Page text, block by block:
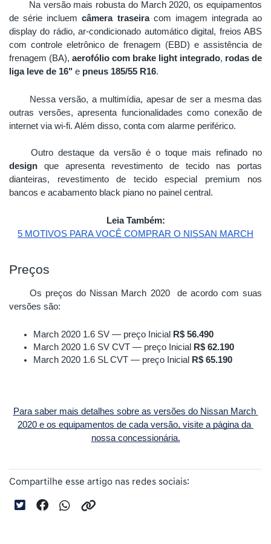
Na versão mais robusta do March 2020, os equipamentos
de série incluem câmera traseira com imagem integrada ao
display do rádio, ar-condicionado automático digital, freios ABS
com controle eletrônico de frenagem (EBD) e assistência de
frenagem (BA), aerofólio com brake light integrado, rodas de
liga leve de 16" e pneus 185/55 R16.
Nessa versão, a multimídia, apesar de ser a mesma das
outras versões, apresenta funcionalidades como conexão de
internet via wi-fi. Além disso, conta com alarme periférico.
design que apresenta revestimento de tecido nas portas
dianteiras, revestimento de tecido especial premium nos
bancos e acabamento black piano no painel central.
Leia Também:
5 MOTIVOS PARA VOCÊ COMPRAR O NISSAN MARCH
Preços
Os preços do Nissan March 2020  de acordo com suas
versões são:
March 2020 1.6 SV — preço Inicial
R$ 56.490
March 2020 1.6 SV CVT — preço Inicial
R$ 62.190
March 2020 1.6 SL CVT — preço Inicial
R$ 65.190
Para saber mais detalhes sobre as versões do Nissan March
2020 e os equipamentos de cada versão, visite a página da
nossa concessionária.
Compartilhe esse artigo nas redes sociais: